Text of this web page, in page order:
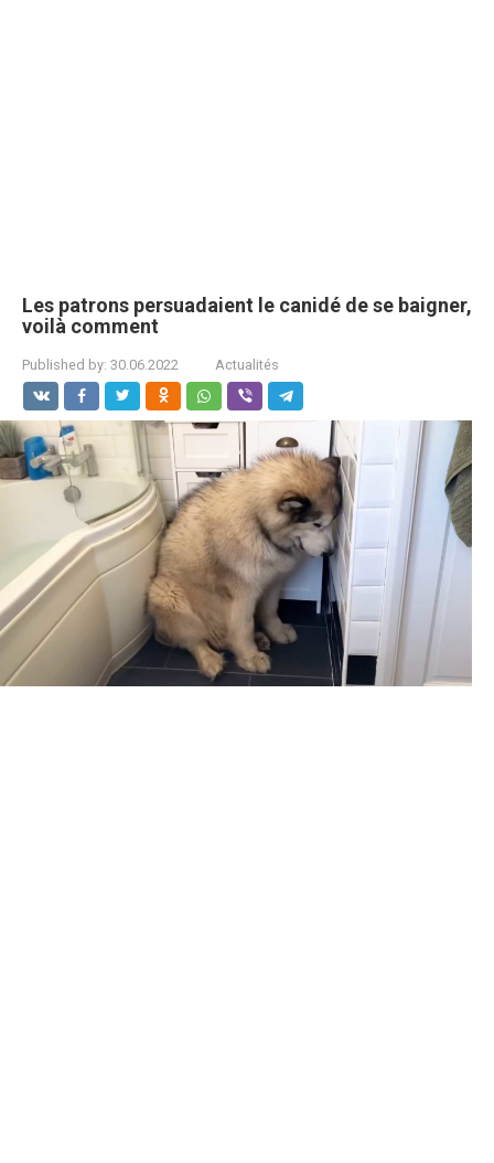
Les patrons persuadaient le canidé de se baigner,
voilà comment
Published by: 30.06.2022 Actualités